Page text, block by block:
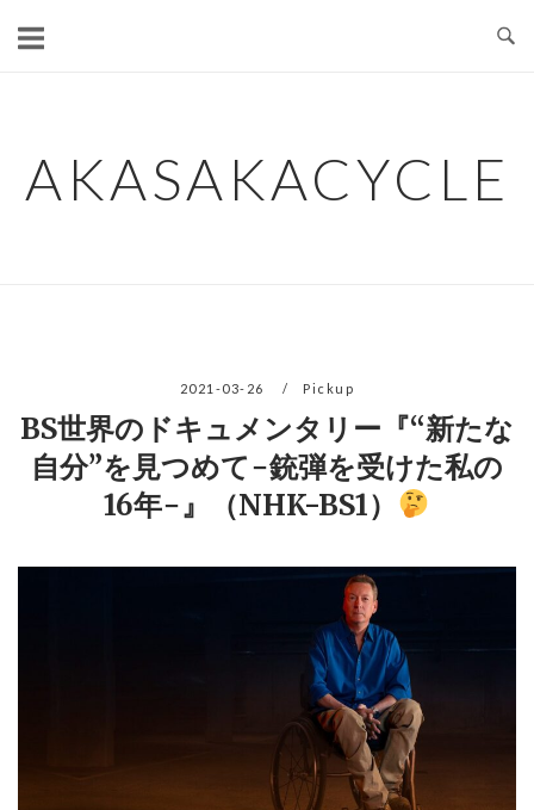
AKASAKACYCLE
2021-03-26 Pickup
BS世界のドキュメンタリー『“新たな
自分”を見つめて−銃弾を受けた私の
16年−』（NHK-BS1）